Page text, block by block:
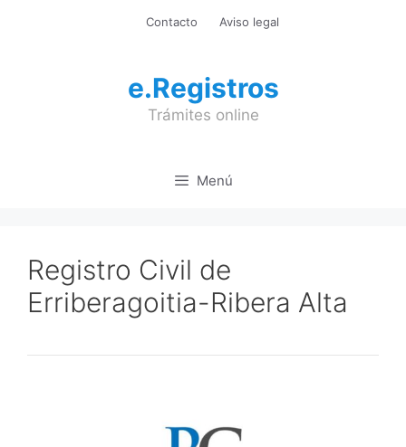
Contacto Aviso legal
e.Registros
Trámites online
Menú
Registro Civil de
Erriberagoitia-Ribera Alta